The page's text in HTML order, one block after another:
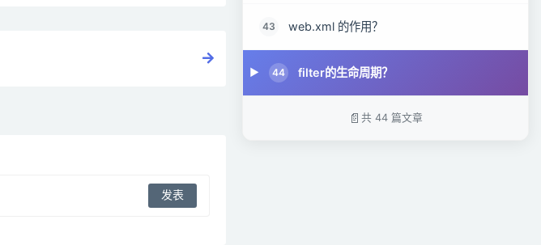
43 web.xml 的作用？
44 filter的生命周期？
共 44 篇文章